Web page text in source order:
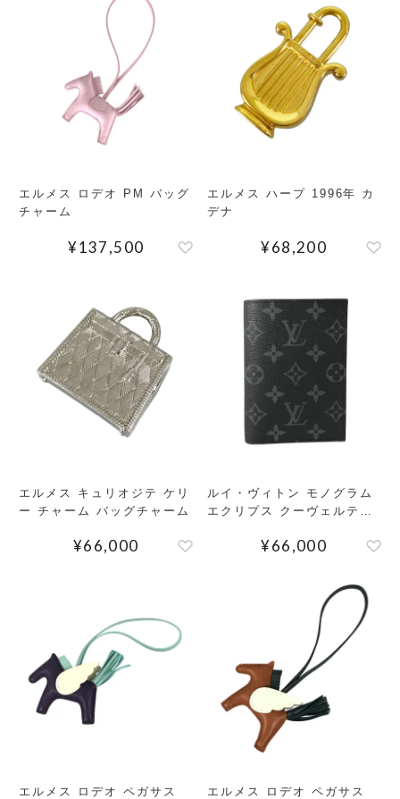
エルメス ロデオ PM バッグ
チャーム
¥137,500
エルメス ハープ 1996年 カ
デナ
¥68,200
エルメス キュリオジテ ケリ
ー チャーム バッグチャーム
¥66,000
ルイ・ヴィトン モノグラム
エクリプス クーヴェルテュ
ートケース
¥66,000
エルメス ロデオ ペガサス
エルメス ロデオ ペガサス